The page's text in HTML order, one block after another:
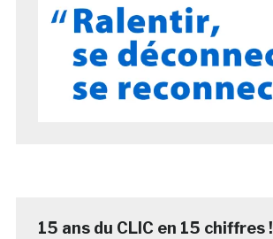
15 ans du CLIC en 15 chiffres !